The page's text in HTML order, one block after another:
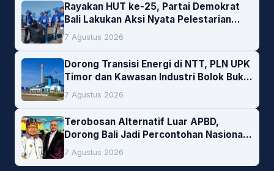
Rayakan HUT ke-25, Partai Demokrat
Bali Lakukan Aksi Nyata Pelestarian
Lingkungan
7 Agustus 2026
Dorong Transisi Energi di NTT, PLN UPK
Timor dan Kawasan Industri Bolok Buka
Peluang Investasi Woodchip untuk
Cofiring PLTU Bolok
7 Agustus 2026
Terobosan Alternatif Luar APBD,
Dorong Bali Jadi Percontohan Nasional
Pembiayaan Daerah
7 Agustus 2026